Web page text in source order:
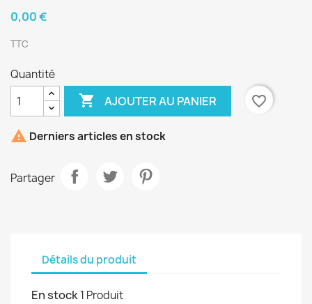
0,00 €
TTC
Quantité
 AJOUTER AU PANIER favorite_border
 Derniers articles en stock
Partager
Détails du produit
En stock1 Produit